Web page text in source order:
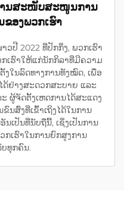
ານສະໜັບສະໜູນການ
ຂອງພວກເຮົາ
ປີ 2022 ທີ່ປັກກິ່ງ, ພວກເຮົາ
ເຮົາໃຫ້ແກ່ນັກກິລາທີ່ມີຄວາມ
ງໃນລົດທາງການທັງໝົດ, ເພື່ອ
ດ້ຢ່າງສະດວກສະບາຍ ແລະ
ຜູ້ຈັດຕັ້ງເຫດການໄດ້ສະແດງ
ນສົ່ງທີ່ເຂົ້າເຖິງໄດ້ໃນການ
ເປັນທີ່ນັບຖືນີ້, ເຊິ່ງເປັນການ
ເຮົາໃນການຍົກສູງການ
ທຸກຄົນ.